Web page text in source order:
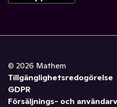
© 2026 Mathem
Tillgänglighetsredogörelse
GDPR
Försäljnings- och